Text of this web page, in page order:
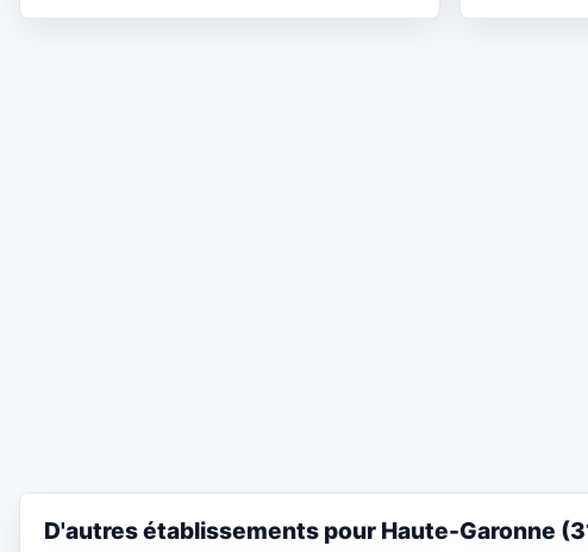
D'autres établissements pour Haute-Garonne